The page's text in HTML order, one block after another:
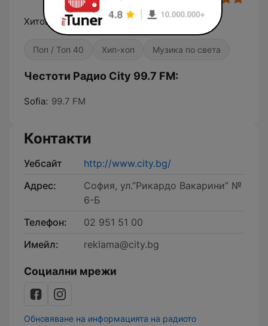
Хитове до скъсване!
Поп / Топ 40 Хип-хоп Музика по света
Честоти Радио City 99.7 FM:
Sofia: 99.7 FM
Контакти
Уебсайт
http://www.city.bg/
Адрес:
София, ул.”Рикардо Вакарини” №
6-Б
Телефон:
02 951 51 00
Имейл:
reklama@city.bg
Социални мрежи
Обновяване на информацията на радиото